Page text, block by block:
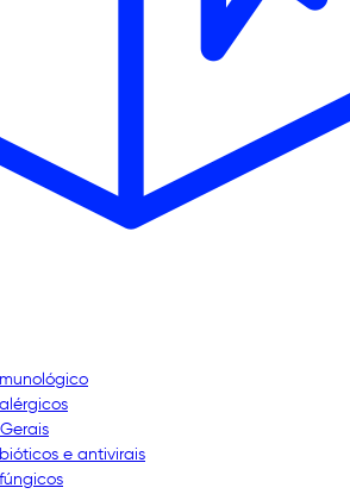
e antivirais